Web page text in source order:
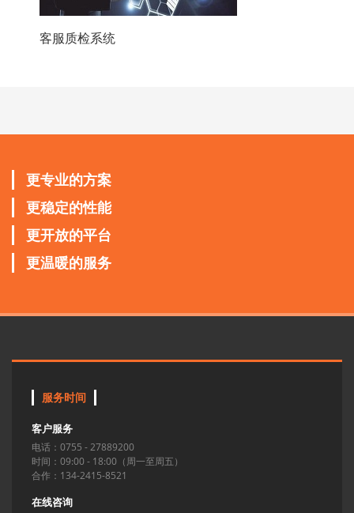
客服质检系统
更专业的方案
更稳定的性能
更开放的平台
更温暖的服务
服务时间
客户服务
电话：0755 - 27889200
时间：09:00 - 18:00（周一至周五）
合作：134-2415-8521
在线咨询